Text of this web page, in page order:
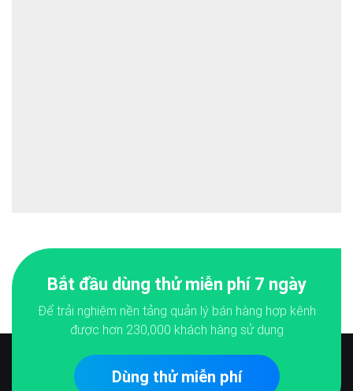
Bắt đầu dùng thử miễn phí 7 ngày
Để trải nghiệm nền tảng quản lý bán hàng hợp kênh
được hơn 230,000 khách hàng sử dụng
Dùng thử miễn phí